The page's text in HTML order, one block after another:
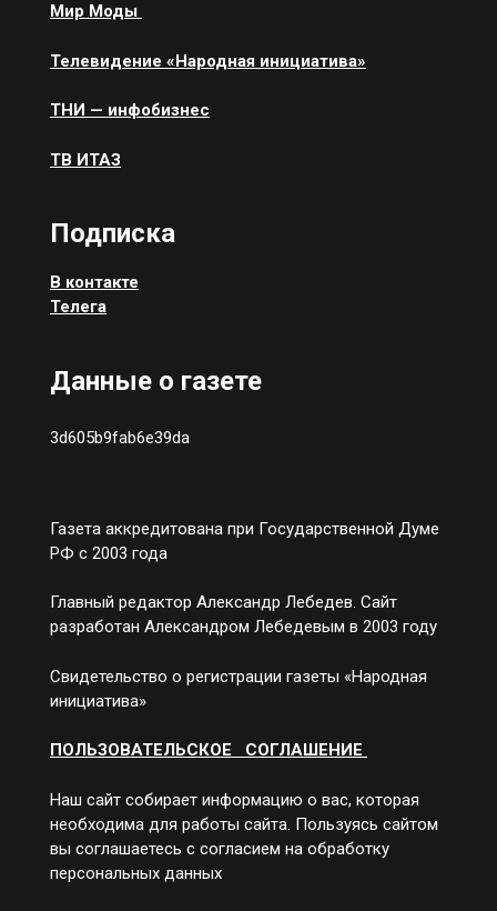
Мир Моды
Телевидение «Народная инициатива»
ТНИ — инфобизнес
ТВ ИТАЗ
Подписка
В контакте
Телега
Данные о газете
3d605b9fab6e39da
Газета аккредитована при Государственной Думе
РФ с 2003 года
Главный редактор Александр Лебедев. Сайт
разработан Александром Лебедевым в 2003 году
Свидетельство о регистрации газеты «Народная
инициатива»
ПОЛЬЗОВАТЕЛЬСКОЕ СОГЛАШЕНИЕ
Наш сайт собирает информацию о вас, которая
необходима для работы сайта. Пользуясь сайтом
вы соглашаетесь с согласием на обработку
персональных данных